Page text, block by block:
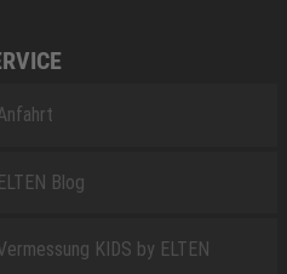
ELTEN Blog
KIDS by ELTEN